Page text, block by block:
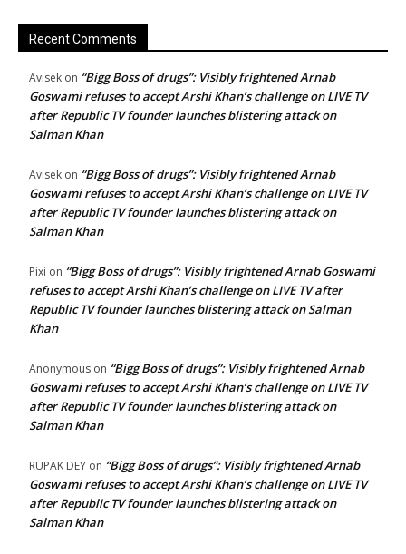
Recent Comments
Avisek on “Bigg Boss of drugs”: Visibly frightened Arnab
Goswami refuses to accept Arshi Khan’s challenge on LIVE TV
after Republic TV founder launches blistering attack on
Salman Khan
Avisek on “Bigg Boss of drugs”: Visibly frightened Arnab
Goswami refuses to accept Arshi Khan’s challenge on LIVE TV
after Republic TV founder launches blistering attack on
Salman Khan
Pixi on “Bigg Boss of drugs”: Visibly frightened Arnab Goswami
refuses to accept Arshi Khan’s challenge on LIVE TV after
Republic TV founder launches blistering attack on Salman
Khan
Anonymous on “Bigg Boss of drugs”: Visibly frightened Arnab
Goswami refuses to accept Arshi Khan’s challenge on LIVE TV
after Republic TV founder launches blistering attack on
Salman Khan
RUPAK DEY on “Bigg Boss of drugs”: Visibly frightened Arnab
Goswami refuses to accept Arshi Khan’s challenge on LIVE TV
after Republic TV founder launches blistering attack on
Salman Khan